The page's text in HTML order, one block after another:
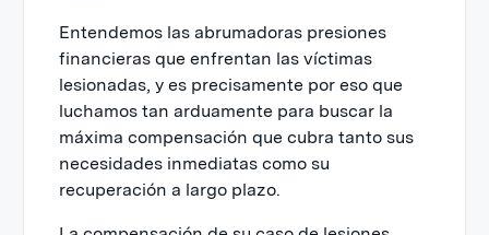
Entendemos las abrumadoras presiones
financieras que enfrentan las víctimas
lesionadas, y es precisamente por eso que
luchamos tan arduamente para buscar la
máxima compensación que cubra tanto sus
necesidades inmediatas como su
recuperación a largo plazo.